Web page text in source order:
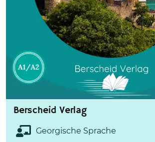
Berscheid Verlag
Georgische Sprache